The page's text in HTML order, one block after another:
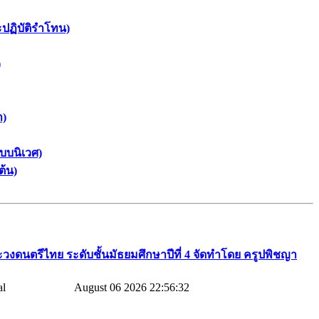
ฏิบัติรำโทน)
)
บนิเวศ)
น)
วงดนตรีไทย​ ระดับชั้นมัธยมศึกษาปีที่​ 4​ จัดทำโดย​ ครูปพิชญา​
August 06 2026 22:56:32